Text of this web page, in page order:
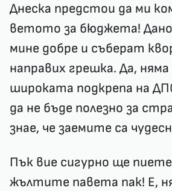
Днеска предстои да ми
ветото за бюджета! Дано
мине добре и съберат
направих грешка. Да,
широката подкрепа на
да не бъде полезно за
знае, че заемите са
Пък вие сигурно ще
жълтите павета пак! Е,